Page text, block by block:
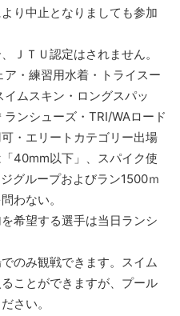
り中止となりましても参加
ＪＴＵ認定はされません。
・練習用水着・トライスー
ムスキン・ロングスパッ
ンシューズ・TRI/WAロード
・エリートカテゴリー出場
40mm以下」、スパイク使
グループおよびラン1500ｍ
わない。
希望する選手は当日ランシ
のみ観戦できます。スイム
ことができますが、プール
さい。